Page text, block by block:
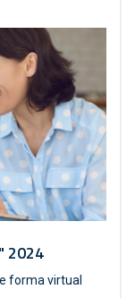
2024
forma virtual